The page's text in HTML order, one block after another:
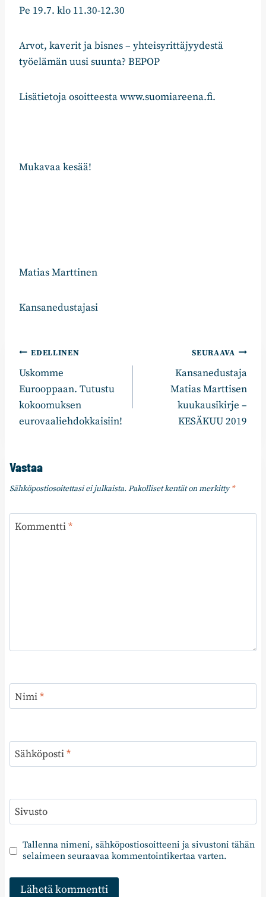
Pe 19.7. klo 11.30-12.30
Arvot, kaverit ja bisnes – yhteisyrittäjyydestä
työelämän uusi suunta? BEPOP
Lisätietoja osoitteesta www.suomiareena.fi.
Mukavaa kesää!
Matias Marttinen
Kansanedustajasi
Artikkelien
selaus
EDELLINEN
Uskomme
Eurooppaan. Tutustu
kokoomuksen
eurovaaliehdokkaisiin!
SEURAAVA
Kansanedustaja
Matias Marttisen
kuukausikirje –
KESÄKUU 2019
Vastaa
Sähköpostiosoitettasi ei julkaista. Pakolliset kentät on merkitty*
Kommentti*
Nimi*
Sähköposti*
Sivusto
Tallenna nimeni, sähköpostiosoitteeni ja sivustoni tähän
selaimeen seuraavaa kommentointikertaa varten.